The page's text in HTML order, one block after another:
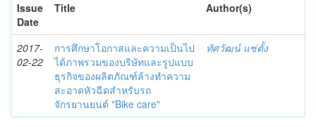
Issue
Date
Title Author(s)
2017-
02-22
การศึกษาโอกาสและความเป็นไป
ได้ภาพรวมของบริษัทและรูปแบบ
ธุรกิจของผลิตภัณฑ์ล้างทำความ
สะอาดหัวฉีดสำหรับรถ
จักรยานยนต์ "Bike care"
ทัศวัฒน์ แซ่ตั้ง